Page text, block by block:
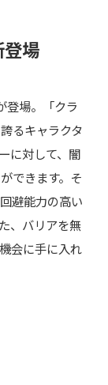
場
登場。「クラ
るキャラクタ
に対して、闇
できます。そ
避能力の高い
、バリアを無
会に手に入れ